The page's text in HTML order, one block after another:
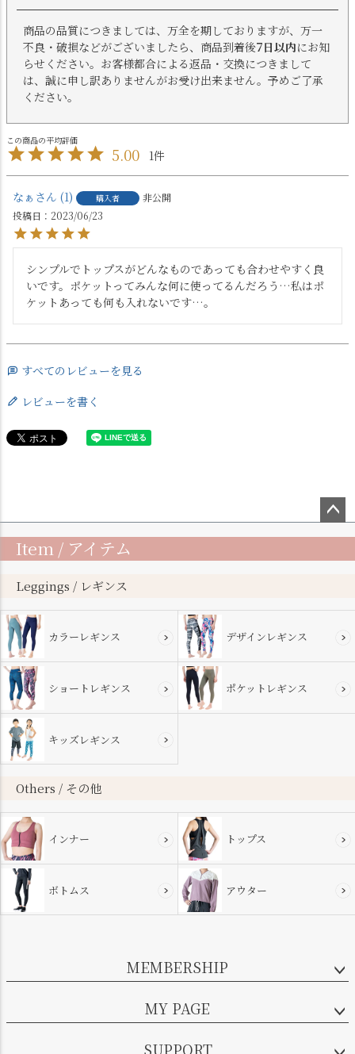
商品の品質につきましては、万全を期しておりますが、万一
不良・破損などがございましたら、商品到着後7日以内にお知
らせください。お客様都合による返品・交換につきまして
は、誠に申し訳ありませんがお受け出来ません。予めご了承
ください。
5.00 1
なぁ 1 購入者
非公開
投稿日
2023/06/23
シンプルでトップスがどんなものであっても合わせやすく良
いです。ポケットってみんな何に使ってるんだろう…私はポ
ケットあっても何も入れないです…。
すべてのレビューを見る
レビューを書く
ップ
Item / アイテム
Leggings / レギンス
カラーレギンス デザインレギンス
ショートレギンス ポケットレギンス
キッズレギンス
Others / その他
インナー トップス
ボトムス アウター
MEMBERSHIP
MY PAGE
SUPPORT